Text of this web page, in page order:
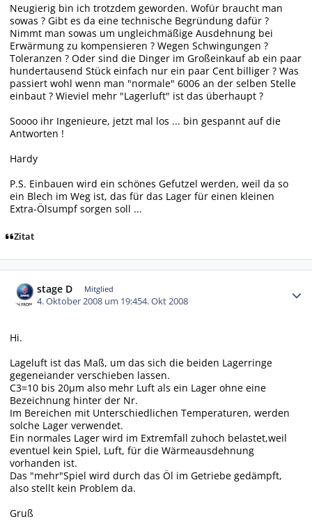
Neugierig bin ich trotzdem geworden. Wofür braucht man
sowas ? Gibt es da eine technische Begründung dafür ?
Nimmt man sowas um ungleichmäßige Ausdehnung bei
Erwärmung zu kompensieren ? Wegen Schwingungen ?
Toleranzen ? Oder sind die Dinger im Großeinkauf ab ein paar
hundertausend Stück einfach nur ein paar Cent billiger ? Was
passiert wohl wenn man "normale" 6006 an der selben Stelle
einbaut ? Wieviel mehr "Lagerluft" ist das überhaupt ?
Soooo ihr Ingenieure, jetzt mal los ... bin gespannt auf die
Antworten !
Hardy
P.S. Einbauen wird ein schönes Gefutzel werden, weil da so
ein Blech im Weg ist, das für das Lager für einen kleinen
Extra-Ölsumpf sorgen soll ...
Zitat
stage D Mitglied
4. Oktober 2008 um 19:454. Okt 2008
Hi.
Lageluft ist das Maß, um das sich die beiden Lagerringe
gegeneiander verschieben lassen.
C3=10 bis 20µm also mehr Luft als ein Lager ohne eine
Bezeichnung hinter der Nr.
Im Bereichen mit Unterschiedlichen Temperaturen, werden
solche Lager verwendet.
Ein normales Lager wird im Extremfall zuhoch belastet,weil
eventuel kein Spiel, Luft, für die Wärmeausdehnung
vorhanden ist.
Das "mehr"Spiel wird durch das Öl im Getriebe gedämpft,
also stellt kein Problem da.
Gruß